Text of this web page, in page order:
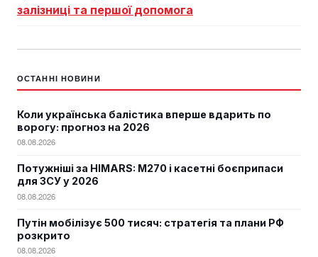
залізниці та першої допомога
ОСТАННІ НОВИНИ
Коли українська балістика вперше вдарить по
ворогу: прогноз на 2026
08.08.2026
Потужніші за HIMARS: М270 і касетні боєприпаси
для ЗСУ у 2026
08.08.2026
Путін мобілізує 500 тисяч: стратегія та плани РФ
розкрито
08.08.2026